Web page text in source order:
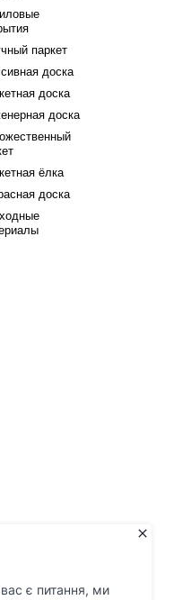
паркет
доска
доска
доска
ёлка
доска